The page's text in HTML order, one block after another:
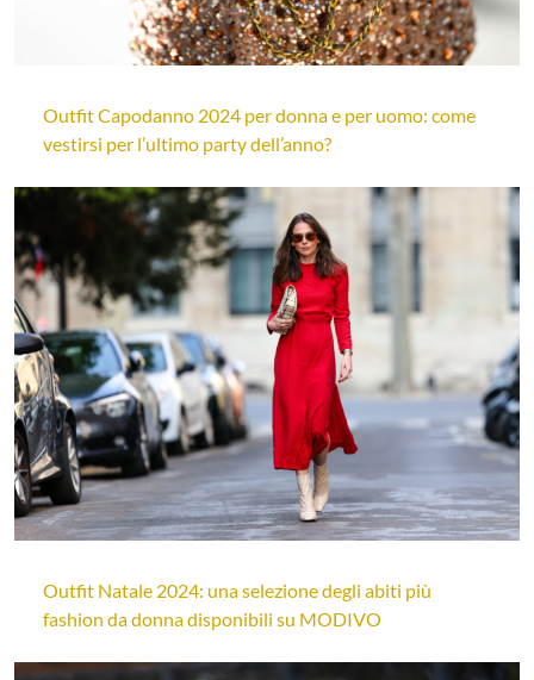
Outfit Capodanno 2024 per donna e per uomo: come
vestirsi per l’ultimo party dell’anno?
Outfit Natale 2024: una selezione degli abiti più
fashion da donna disponibili su MODIVO